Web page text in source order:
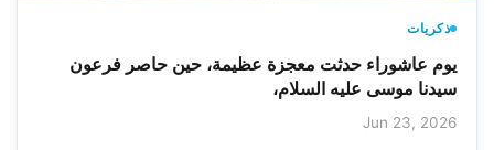
ذكريات
يوم عاشوراء حدثت معجزة عظيمة، حين حاصر فرعون
سيدنا موسى عليه السلام،
Jun 23, 2026